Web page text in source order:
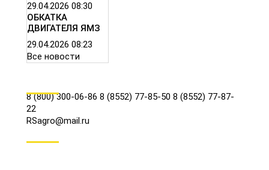
29.04.2026 08:30
ОБКАТКА
ДВИГАТЕЛЯ ЯМЗ
29.04.2026 08:23
Все новости
8 (800) 300-06-86 8 (8552) 77-85-50 8 (8552) 77-87-
22
RSagro@mail.ru